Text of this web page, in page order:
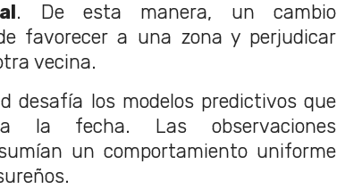
. De esta manera, un cambio
favorecer a una zona y perjudicar
vecina.
desafía los modelos predictivos que
la fecha. Las observaciones
un comportamiento uniforme